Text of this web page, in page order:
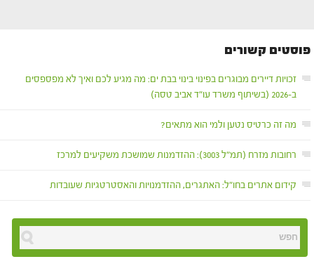
פוסטים קשורים
זכויות דיירים מבוגרים בפינוי בינוי בבת ים: מה מגיע לכם ואיך לא מפספסים
ב-2026 (בשיתוף משרד עו"ד אביב טסה)
מה זה כרטיס נטען ולמי הוא מתאים?
רחובות מזרח (תמ"ל 3003): ההזדמנות שמושכת משקיעים למרכז
קידום אתרים בחו"ל: האתגרים, ההזדמנויות והאסטרטגיות שעובדות